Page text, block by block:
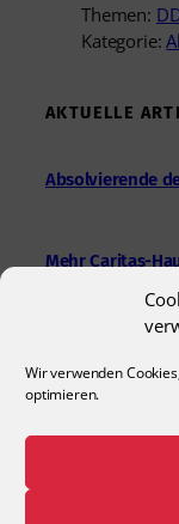
Wir verwenden
optimieren.
Themen:
Kategorie:
AKTUELLE
Absolvierende
Mehr Caritas-
Engagement
„Zusammen